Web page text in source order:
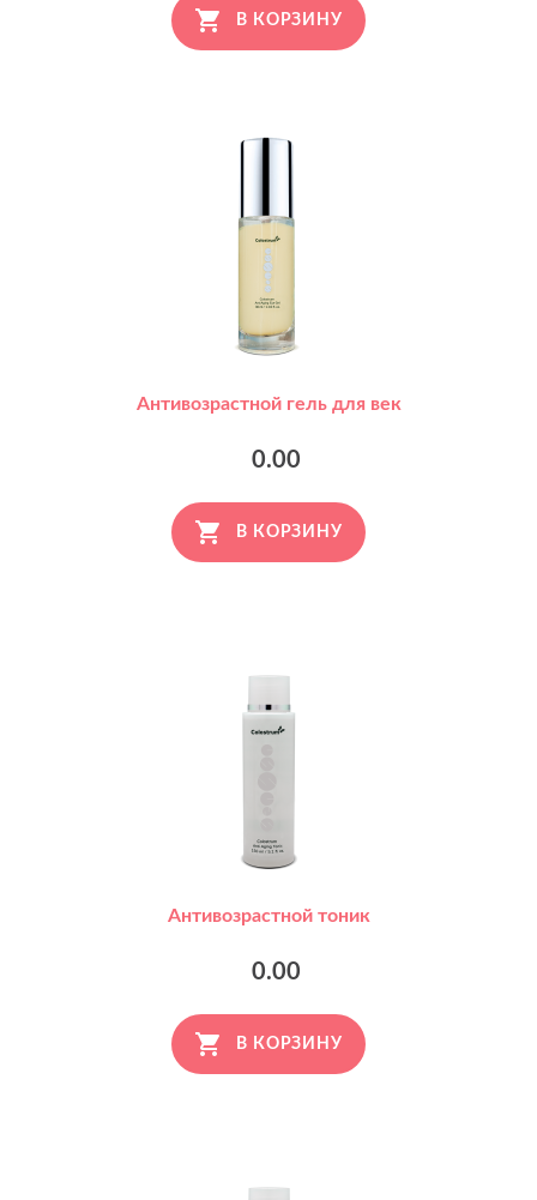
В КОРЗИНУ
Антивозрастной гель для век
0.00
В КОРЗИНУ
Антивозрастной тоник
0.00
В КОРЗИНУ